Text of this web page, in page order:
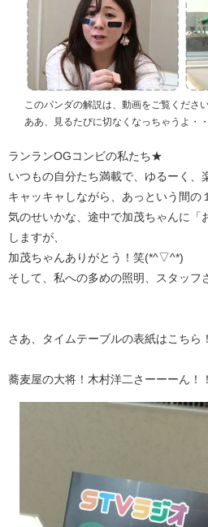
このパンダの解説は、動画をご覧くださ
ああ、見るたびに切なくなっちゃうよ・・
ランランOGコンビの私たち★
いつもの自分たち満載で、ゆるーく、
キャッキャしながら、あっという間の
気のせいかな、途中で加茂ちゃんに「
しますが、
加茂ちゃんありがとう！笑(*^▽^*)
そして、私への多めの照明、スタッフ
さあ、タイムテーブルの表紙はこちら！
蕎麦屋の大将！木村洋二さーーーん！